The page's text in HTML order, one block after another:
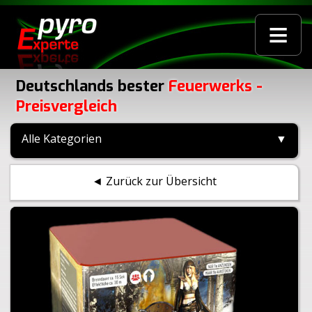
≡
Deutschlands bester Feuerwerks -
Preisvergleich
Alle Kategorien ▼
◄ Zurück zur Übersicht